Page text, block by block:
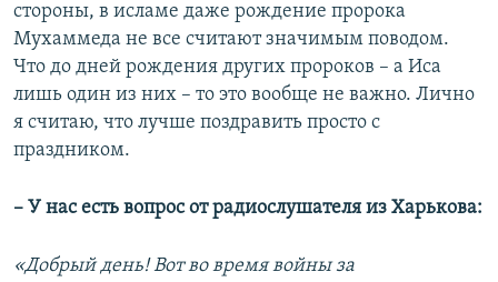
стороны, в исламе даже рождение пророка
Мухаммеда не все считают значимым поводом.
Что до дней рождения других пророков – а Иса
лишь один из них – то это вообще не важно. Лично
я считаю, что лучше поздравить просто с
праздником.
– У нас есть вопрос от радиослушателя из Харькова:
«Добрый день! Вот во время войны за